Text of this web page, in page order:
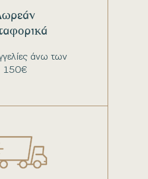
άνω των
150€